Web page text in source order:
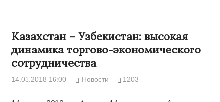
Казахстан – Узбекистан: высокая
динамика торгово-экономического
сотрудничества
14.03.2018 16:00 Новости 1203